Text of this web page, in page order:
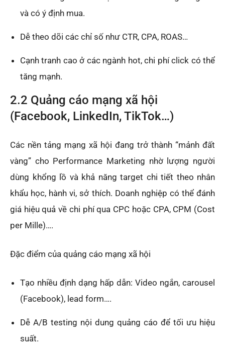
và có ý định mua.
Dễ theo dõi các chỉ số như CTR, CPA, ROAS…
Cạnh tranh cao ở các ngành hot, chi phí click có thể
tăng mạnh.
2.2 Quảng cáo mạng xã hội
(Facebook, LinkedIn, TikTok…)
Các nền tảng mạng xã hội đang trở thành “mảnh đất
vàng” cho Performance Marketing nhờ lượng người
dùng khổng lồ và khả năng target chi tiết theo nhân
khẩu học, hành vi, sở thích. Doanh nghiệp có thể đánh
giá hiệu quả về chi phí qua CPC hoặc CPA, CPM (Cost
per Mille)….
Đặc điểm của quảng cáo mạng xã hội
Tạo nhiều định dạng hấp dẫn: Video ngắn, carousel
(Facebook), lead form….
Dễ A/B testing nội dung quảng cáo để tối ưu hiệu
suất.